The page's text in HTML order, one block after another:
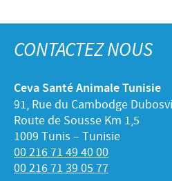
CONTACTEZ NOUS
Ceva Santé Animale Tunisie
91, Rue du Cambodge
Route de Sousse Km 1,5
1009 Tunis – Tunisie
00 216 71 49 40 00
00 216 71 39 05 77